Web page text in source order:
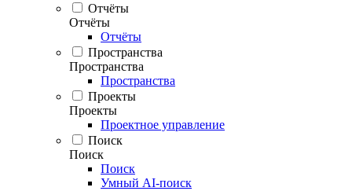
Отчёты
Отчёты
Отчёты
Пространства
Пространства
Пространства
Проекты
Проекты
Проектное управление
Поиск
Поиск
Поиск
Умный AI-поиск